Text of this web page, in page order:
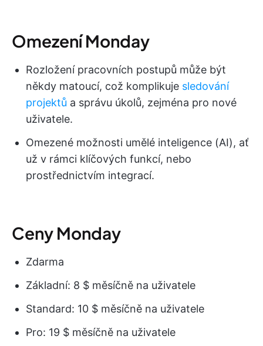
Omezení Monday
Rozložení pracovních postupů může být
někdy matoucí, což komplikuje sledování
projektů a správu úkolů, zejména pro nové
uživatele.
Omezené možnosti umělé inteligence (AI), ať
už v rámci klíčových funkcí, nebo
prostřednictvím integrací.
Ceny Monday
Zdarma
Základní: 8 $ měsíčně na uživatele
Standard: 10 $ měsíčně na uživatele
Pro: 19 $ měsíčně na uživatele